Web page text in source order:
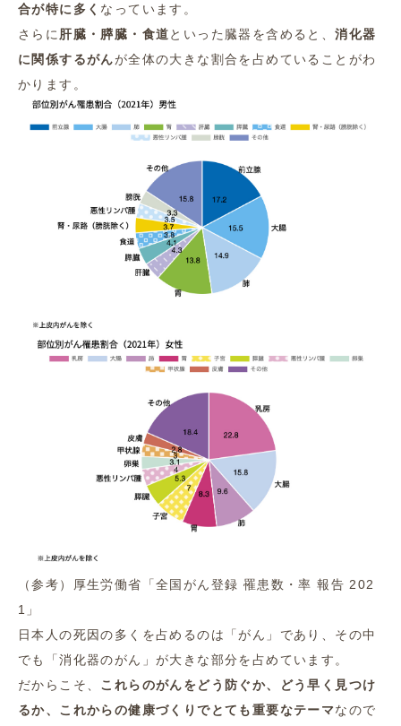
合が特に多く なっています。
さらに 肝臓・膵臓・食道といった臓器を含めると、消化器
に関係するがんが全体の大きな割合を占めていることがわ
かります。
（参考）厚生労働省「全国がん登録 罹患数・率 報告 202
1」
日本人の死因の多くを占めるのは「がん」であり、その中
でも「消化器のがん」が大きな部分を占めています。
だからこそ、 これらのがんをどう防ぐか、どう早く見つけ
るか、これからの健康づくりでとても重要なテーマなので